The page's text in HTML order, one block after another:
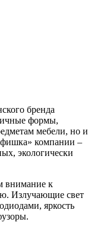
бренда
формы,
мебели, но и
компании –
экологически
внимание к
Излучающие свет
яркость